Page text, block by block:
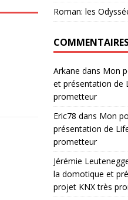
Roman: les
Arkane dans Mon
et présentation de
prometteur
Eric78 dans Mon
présentation de
prometteur
Jérémie
la domotique et
projet KNX très